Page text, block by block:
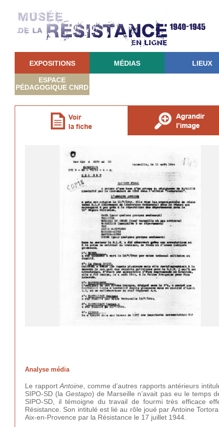
EXPOSITIONS MÉDIAS LIEUX
ESPACE
PÉDAGOGIQUE CNRD
Analyse média
Le rapportAntoine , comme d’autres rapports antérieurs
SIPO-SD (laGestapo) de Marseille n’avait pas eu le temps
SIPO-SD, il témoigne du travail de fourmi très efficace
Résistance. Son intitulé est lié au rôle joué par Antoine
Aix-en-Provence par la Résistance le 17 juillet 1944.